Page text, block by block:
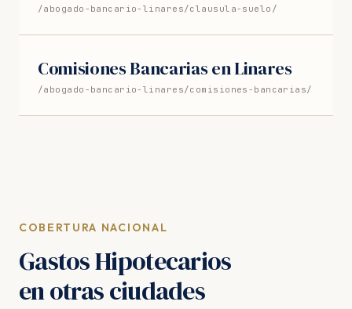
/abogado-bancario-linares/clausula-suelo/
Comisiones Bancarias en Linares
/abogado-bancario-linares/comisiones-bancarias/
COBERTURA NACIONAL
Gastos Hipotecarios
en otras ciudades